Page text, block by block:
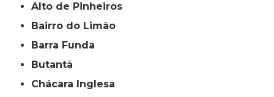
Alto de Pinheiros
Bairro do Limão
Barra Funda
Butantã
Chácara Inglesa